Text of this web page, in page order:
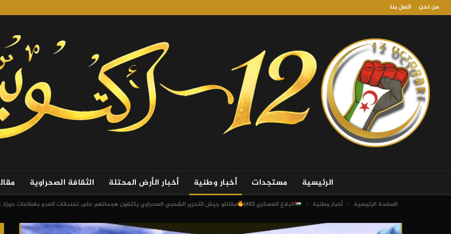
من نحن اتصل بنا
الرئيسية مستجدات أخبار وطنية أخبار الأرض المحتلة الثقافة الصحراوية
الصفحة الرئيسية أخبار وطنية البلاغ العسكري 463| مقاتلو جيش التحرير الشعبي الصحراوي يكثفون هجماتهم على تخندقات العدو بقطاعات حوزة،